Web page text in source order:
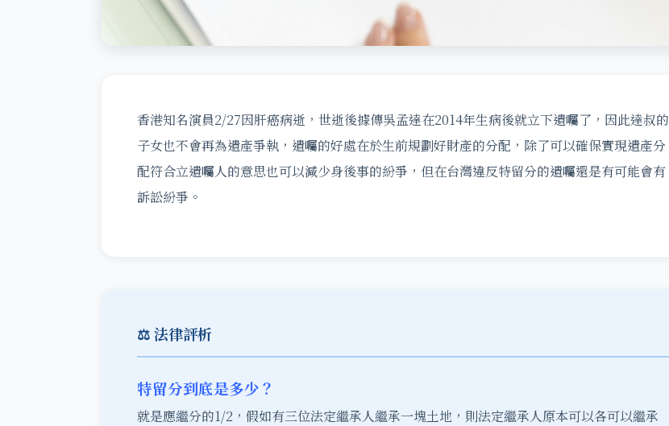
香港知名演員2/27因肝癌病逝，世逝後據傳吳孟達在2014年生病後就立下遺囑了，因此達叔的
子女也不會再為遺產爭執，遺囑的好處在於生前規劃好財產的分配，除了可以確保實現遺產分
配符合立遺囑人的意思也可以減少身後事的紛爭，但在台灣違反特留分的遺囑還是有可能會有
訴訟紛爭。
⚖️ 法律評析
特留分到底是多少？
就是應繼分的1/2，假如有三位法定繼承人繼承一塊土地，則法定繼承人原本可以各可以繼承